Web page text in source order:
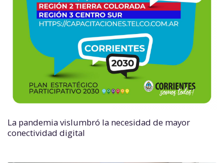
La pandemia vislumbró la necesidad de mayor
conectividad digital